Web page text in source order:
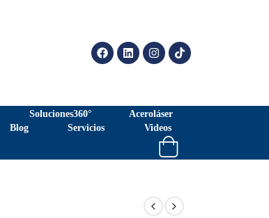
Soluciones360°
Aceroláser
Blog Servicios Videos